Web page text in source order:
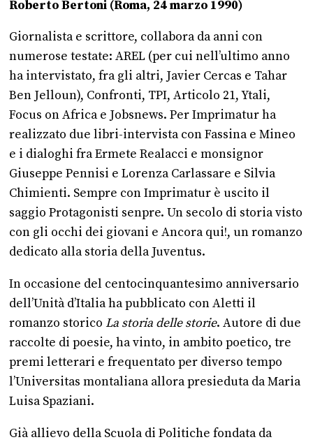
Roberto Bertoni (Roma, 24 marzo 1990)
Giornalista e scrittore, collabora da anni con
numerose testate: AREL (per cui nell’ultimo anno
ha intervistato, fra gli altri, Javier Cercas e Tahar
Ben Jelloun), Confronti, TPI, Articolo 21, Ytali,
Focus on Africa e Jobsnews. Per Imprimatur ha
realizzato due libri-intervista con Fassina e Mineo
e i dialoghi fra Ermete Realacci e monsignor
Giuseppe Pennisi e Lorenza Carlassare e Silvia
Chimienti. Sempre con Imprimatur è uscito il
saggio Protagonisti senpre. Un secolo di storia visto
con gli occhi dei giovani e Ancora qui!, un romanzo
dedicato alla storia della Juventus.
In occasione del centocinquantesimo anniversario
dell’Unità d’Italia ha pubblicato con Aletti il
romanzo storico La storia delle storie. Autore di due
raccolte di poesie, ha vinto, in ambito poetico, tre
premi letterari e frequentato per diverso tempo
l’Universitas montaliana allora presieduta da Maria
Luisa Spaziani.
Già allievo della Scuola di Politiche fondata da